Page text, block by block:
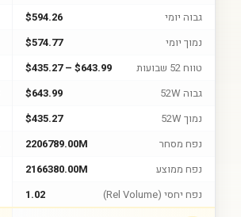
גבוה יומי
$594.26
נמוך יומי
$574.77
טווח 52 שבועות
$435.27 – $643.99
גבוה 52W
$643.99
נמוך 52W
$435.27
נפח מסחר
2206789.00M
נפח ממוצע
2166380.00M
נפח יחסי (Rel Volume)
1.02